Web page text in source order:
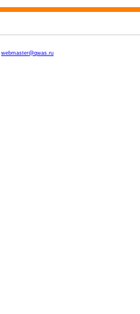
webmaster@qwas.ru